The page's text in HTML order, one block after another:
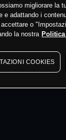
migliorare la
e adattando i
o
la nostra
COOKIES